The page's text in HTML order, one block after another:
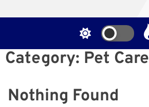
Category: Pet Care
Nothing Found